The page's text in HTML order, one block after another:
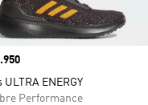
ULTRA ENERGY
Performance